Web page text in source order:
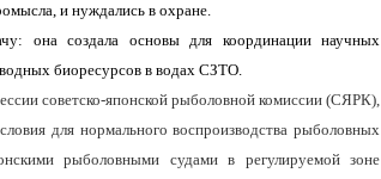
и нуждались в охране.
она создала основы для координации научных
биоресурсов в водах СЗТО.
советско-японской рыболовной комиссии (СЯРК),
для нормального воспроизводства рыболовных
рыболовными судами в регулируемой зоне